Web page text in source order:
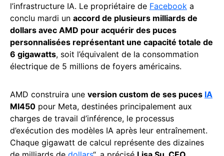
l’infrastructure IA. Le propriétaire de Facebook a
conclu mardi un accord de plusieurs milliards de
dollars avec AMD pour acquérir des puces
personnalisées représentant une capacité totale de
6 gigawatts, soit l’équivalent de la consommation
électrique de 5 millions de foyers américains.
AMD construira une version custom de ses puces IA
MI450 pour Meta, destinées principalement aux
charges de travail d’inférence, le processus
d’exécution des modèles IA après leur entraînement.
Chaque gigawatt de calcul représente des dizaines